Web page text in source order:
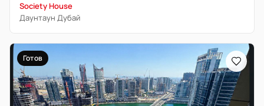
Society House
Даунтаун Дубай
Готов